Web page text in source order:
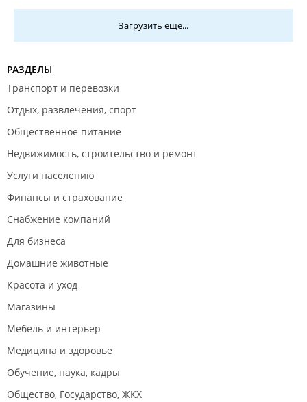
Загрузить еще...
РАЗДЕЛЫ
Транспорт и перевозки
Отдых, развлечения, спорт
Общественное питание
Недвижимость, строительство и ремонт
Услуги населению
Финансы и страхование
Снабжение компаний
Для бизнеса
Домашние животные
Красота и уход
Магазины
Мебель и интерьер
Медицина и здоровье
Обучение, наука, кадры
Общество, Государство, ЖКХ